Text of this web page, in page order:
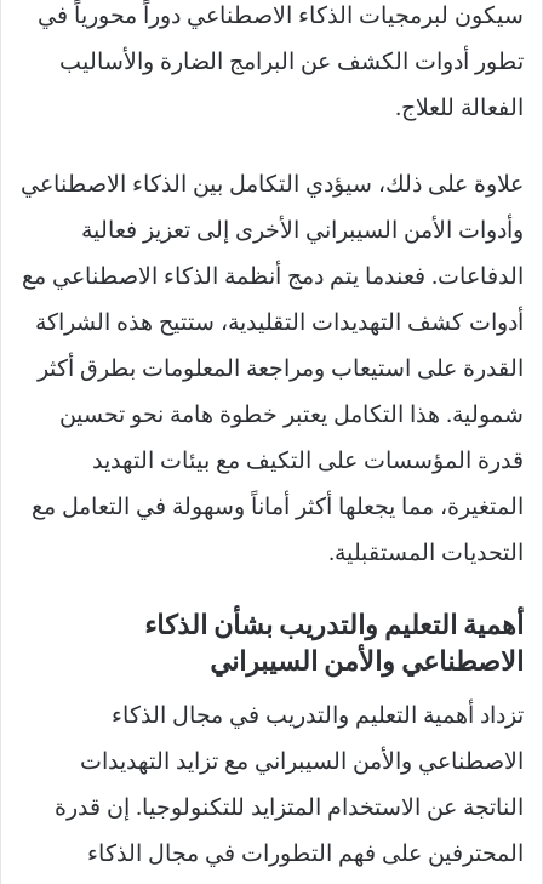
سيكون لبرمجيات الذكاء الاصطناعي دوراً محورياً في
تطور أدوات الكشف عن البرامج الضارة والأساليب
الفعالة للعلاج.
علاوة على ذلك، سيؤدي التكامل بين الذكاء الاصطناعي
وأدوات الأمن السيبراني الأخرى إلى تعزيز فعالية
الدفاعات. فعندما يتم دمج أنظمة الذكاء الاصطناعي مع
أدوات كشف التهديدات التقليدية، ستتيح هذه الشراكة
القدرة على استيعاب ومراجعة المعلومات بطرق أكثر
شمولية. هذا التكامل يعتبر خطوة هامة نحو تحسين
قدرة المؤسسات على التكيف مع بيئات التهديد
المتغيرة، مما يجعلها أكثر أماناً وسهولة في التعامل مع
التحديات المستقبلية.
أهمية التعليم والتدريب بشأن الذكاء
الاصطناعي والأمن السيبراني
تزداد أهمية التعليم والتدريب في مجال الذكاء
الاصطناعي والأمن السيبراني مع تزايد التهديدات
الناتجة عن الاستخدام المتزايد للتكنولوجيا. إن قدرة
المحترفين على فهم التطورات في مجال الذكاء